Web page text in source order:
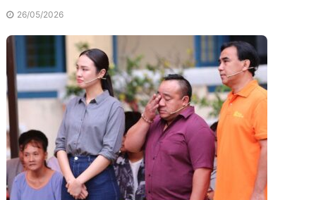
26/05/2026